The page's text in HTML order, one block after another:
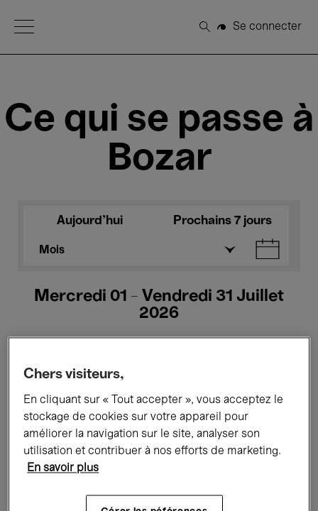
Open Menu
Rechercher
Se connecter
Ce qui se passe à
Bozar
Aujourd'hui Prochains 7 jours
Mois
Mercredi 01 - Vendredi 31 Juillet
2026
Tous les événements Concerts
Expositions Films Performances
Rencontres & Débats
Musique classique Global Music
Chers visiteurs,
En cliquant sur « Tout accepter », vous acceptez le
stockage de cookies sur votre appareil pour
améliorer la navigation sur le site, analyser son
utilisation et contribuer à nos efforts de marketing.
En savoir plus